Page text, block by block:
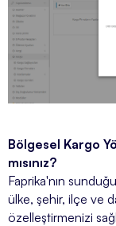
Bölgesel Kargo
mısınız?
Faprika'nın
ülke, şehir, ilçe ve
özelleştirmenizi